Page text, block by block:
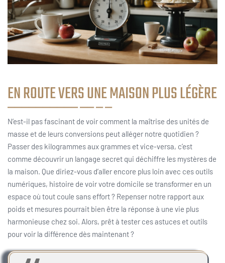
EN ROUTE VERS UNE MAISON PLUS LÉGÈRE
N’est-il pas fascinant de voir comment la maîtrise des unités de
masse et de leurs conversions peut alléger notre quotidien ?
Passer des kilogrammes aux grammes et vice-versa, c’est
comme découvrir un langage secret qui déchiffre les mystères de
la maison. Que diriez-vous d’aller encore plus loin avec ces outils
numériques, histoire de voir votre domicile se transformer en un
espace où tout coule sans effort ? Repenser notre rapport aux
poids et mesures pourrait bien être la réponse à une vie plus
harmonieuse chez soi. Alors, prêt à tester ces astuces et outils
pour voir la différence dès maintenant ?